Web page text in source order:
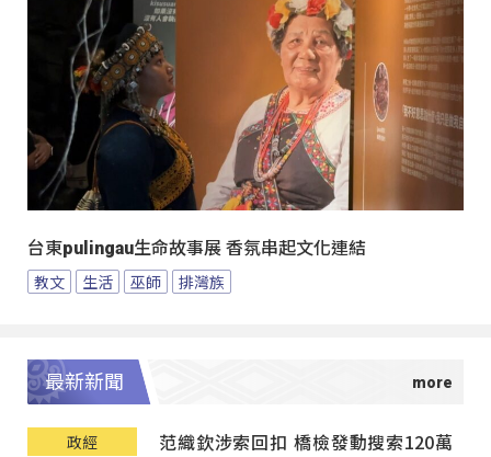
台東pulingau生命故事展 香氛串起文化連結
教文 生活 巫師 排灣族
最新新聞
政經
范織欽涉索回扣 橋檢發動搜索120萬